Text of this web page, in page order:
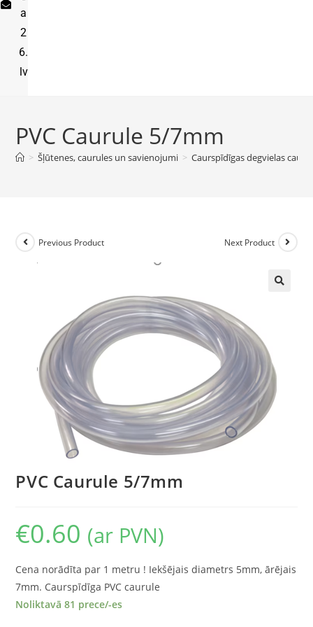
a
2
6.
lv
PVC Caurule 5/7mm
> Šļūtenes, caurules un savienojumi > Caurspīdīgas degvielas
Previous Product Next Product
PVC Caurule 5/7mm
€0.60 (ar PVN)
Cena norādīta par 1 metru ! Iekšējais diametrs 5mm, ārējais
7mm. Caurspīdīga PVC caurule
Noliktavā 81 prece/-es